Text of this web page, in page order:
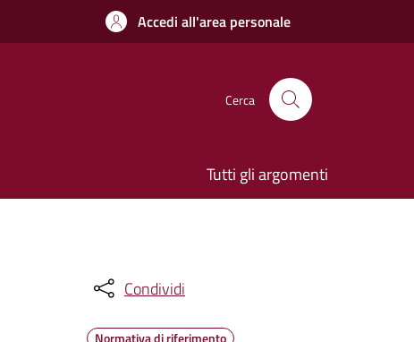
Accedi all'area personale
Cerca
Tutti gli argomenti
Condividi
Normativa di riferimento